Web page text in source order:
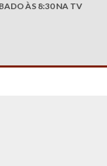
ÀS 8:30 NA TV